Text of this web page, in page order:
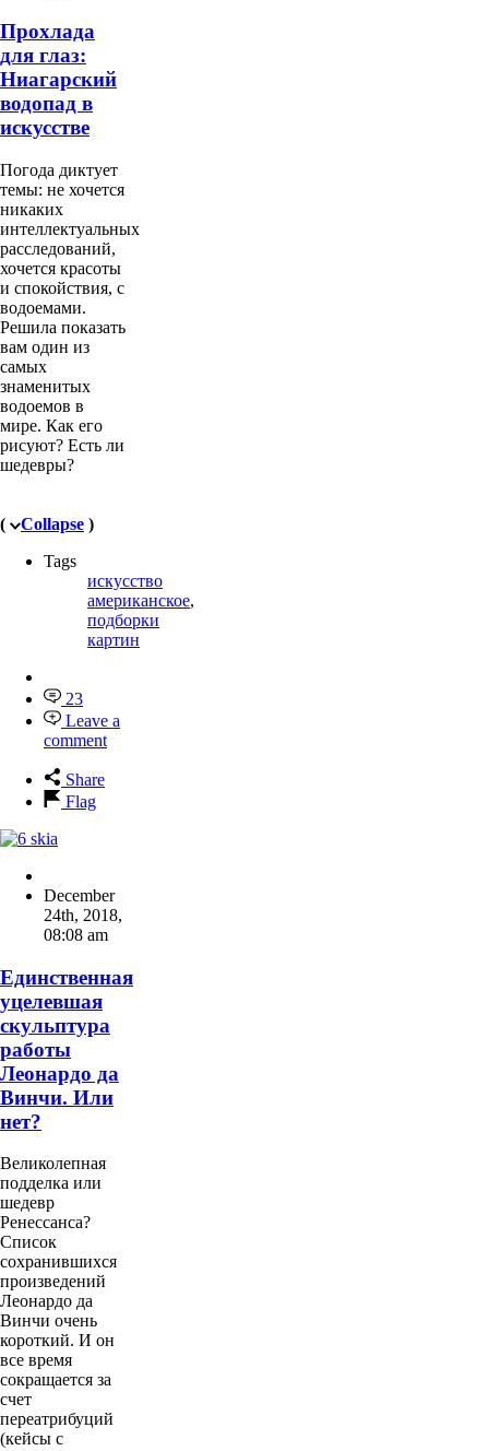
Прохлада
для глаз:
Ниагарский
водопад в
искусстве
Погода диктует
темы: не хочется
никаких
интеллектуальных
расследований,
хочется красоты
и спокойствия, с
водоемами.
Решила показать
вам один из
самых
знаменитых
водоемов в
мире. Как его
рисуют? Есть ли
шедевры?
( Collapse )
Tags
искусство
американское,
подборки
картин
23
Leave a
comment
Share
Flag
December
24th, 2018,
08:08 am
Единственная
уцелевшая
скульптура
работы
Леонардо да
Винчи. Или
нет?
Великолепная
подделка или
шедевр
Ренессанса?
Список
сохранившихся
произведений
Леонардо да
Винчи очень
короткий. И он
все время
сокращается за
счет
переатрибуций
(кейсы с